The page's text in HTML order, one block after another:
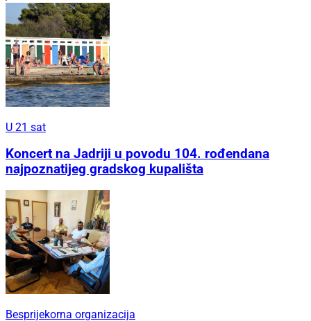
U 21 sat
Koncert na Jadriji u povodu 104. rođendana
najpoznatijeg gradskog kupališta
Besprijekorna organizacija